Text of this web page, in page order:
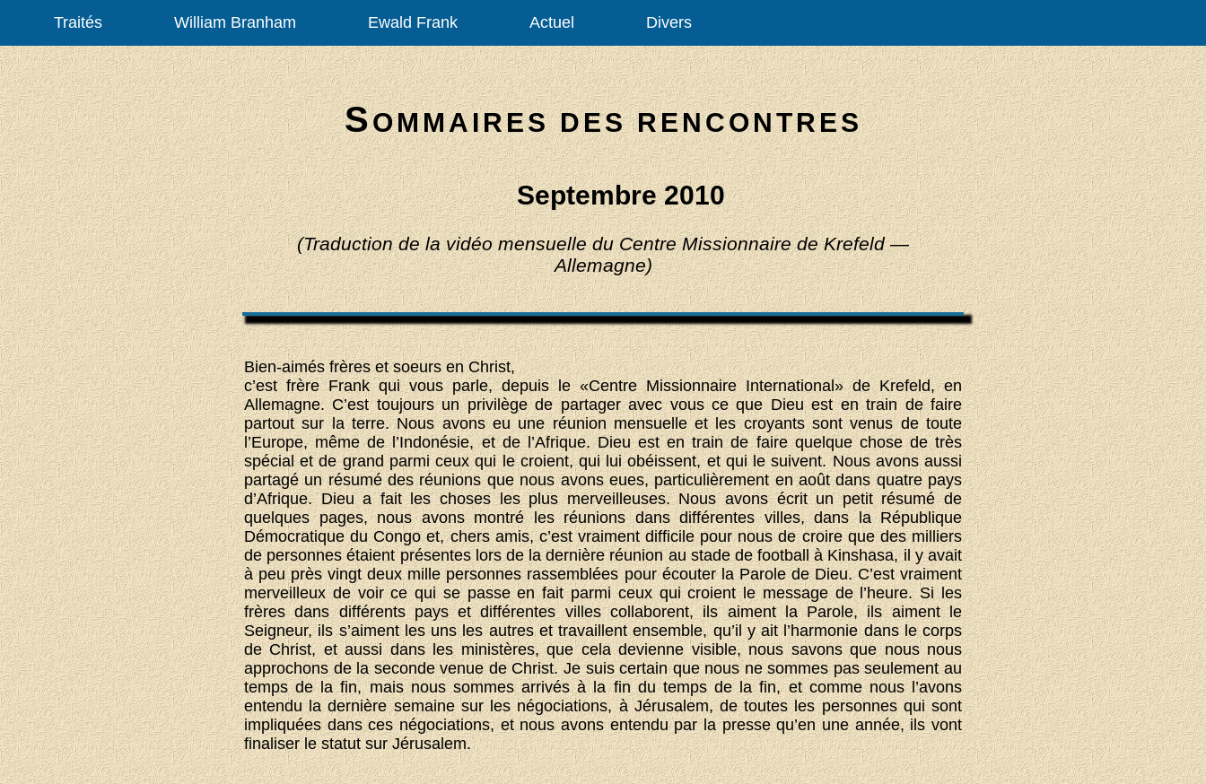
Traités William Branham Ewald Frank Actuel Divers
SOMMAIRES DES RENCONTRES
Septembre 2010
(Traduction de la vidéo mensuelle du Centre Missionnaire de Krefeld —
Allemagne)
Bien-aimés frères et soeurs en Christ,
c’est frère Frank qui vous parle, depuis le «Centre Missionnaire International» de Krefeld, en
Allemagne. C’est toujours un privilège de partager avec vous ce que Dieu est en train de faire
partout sur la terre. Nous avons eu une réunion mensuelle et les croyants sont venus de toute
l’Europe, même de l’Indonésie, et de l’Afrique. Dieu est en train de faire quelque chose de très
spécial et de grand parmi ceux qui le croient, qui lui obéissent, et qui le suivent. Nous avons aussi
partagé un résumé des réunions que nous avons eues, particulièrement en août dans quatre pays
d’Afrique. Dieu a fait les choses les plus merveilleuses. Nous avons écrit un petit résumé de
quelques pages, nous avons montré les réunions dans différentes villes, dans la République
Démocratique du Congo et, chers amis, c’est vraiment difficile pour nous de croire que des milliers
de personnes étaient présentes lors de la dernière réunion au stade de football à Kinshasa, il y avait
à peu près vingt deux mille personnes rassemblées pour écouter la Parole de Dieu. C’est vraiment
merveilleux de voir ce qui se passe en fait parmi ceux qui croient le message de l’heure. Si les
frères dans différents pays et différentes villes collaborent, ils aiment la Parole, ils aiment le
Seigneur, ils s’aiment les uns les autres et travaillent ensemble, qu’il y ait l’harmonie dans le corps
de Christ, et aussi dans les ministères, que cela devienne visible, nous savons que nous nous
approchons de la seconde venue de Christ. Je suis certain que nous ne sommes pas seulement au
temps de la fin, mais nous sommes arrivés à la fin du temps de la fin, et comme nous l’avons
entendu la dernière semaine sur les négociations, à Jérusalem, de toutes les personnes qui sont
impliquées dans ces négociations, et nous avons entendu par la presse qu’en une année, ils vont
finaliser le statut sur Jérusalem.